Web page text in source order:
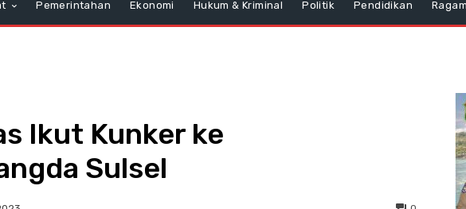
Pemerintahan Ekonomi Hukum & Kriminal Politik Pendidikan
Ikut Kunker ke
Sulsel